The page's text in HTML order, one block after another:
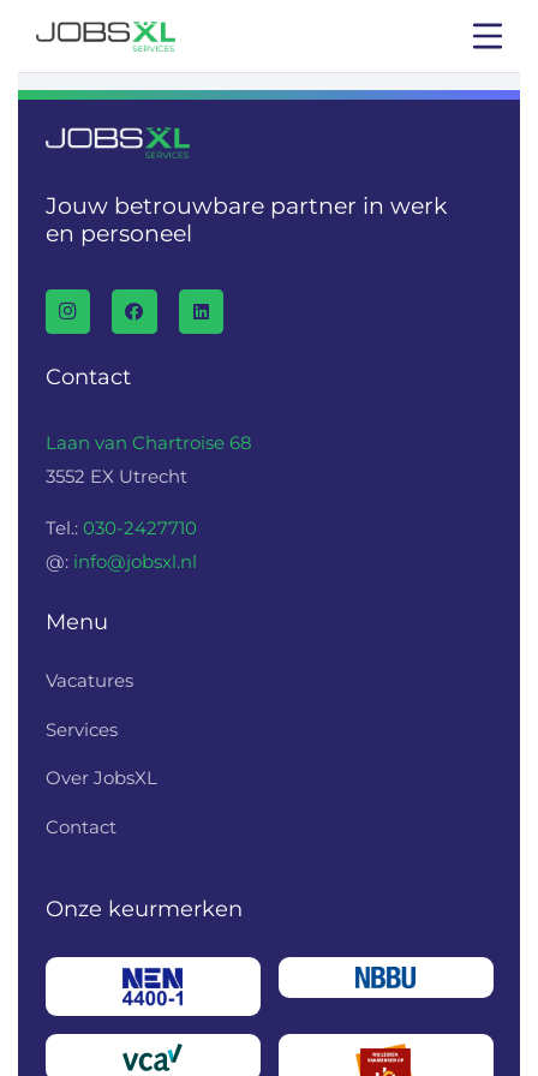
Jouw betrouwbare partner in werk
en personeel
Contact
Laan van Chartroise 68
3552 EX Utrecht
Tel.: 030-2427710
@: info@jobsxl.nl
Menu
Vacatures
Services
Over JobsXL
Contact
Onze keurmerken